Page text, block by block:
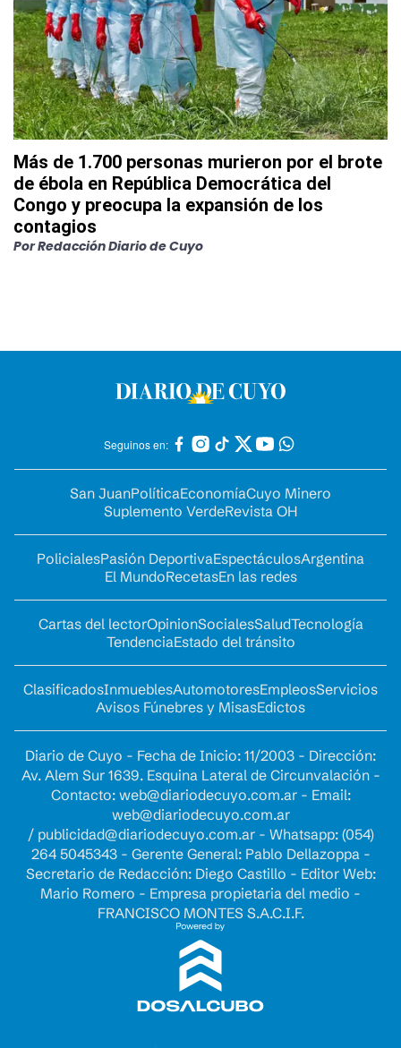
Más de 1.700 personas murieron por el brote
de ébola en República Democrática del
Congo y preocupa la expansión de los
contagios
PorRedacción Diario de Cuyo
Seguinos en:
San JuanPolíticaEconomíaCuyo Minero
Suplemento VerdeRevista OH
PolicialesPasión DeportivaEspectáculosArgentina
El MundoRecetasEn las redes
Cartas del lectorOpinionSocialesSaludTecnología
TendenciaEstado del tránsito
ClasificadosInmueblesAutomotoresEmpleosServicios
Avisos Fúnebres y MisasEdictos
Diario de Cuyo - Fecha de Inicio: 11/2003 - Dirección:
Av. Alem Sur 1639. Esquina Lateral de Circunvalación -
Contacto: web@diariodecuyo.com.ar- Email:
web@diariodecuyo.com.ar
/ publicidad@diariodecuyo.com.ar- Whatsapp: (054)
264 5045343 - Gerente General: Pablo Dellazoppa -
Secretario de Redacción: Diego Castillo - Editor Web:
Mario Romero - Empresa propietaria del medio -
FRANCISCO MONTES S.A.C.I.F.